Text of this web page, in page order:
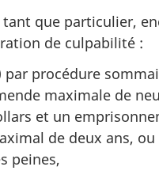
tant que particulier,
de culpabilité :
par procédure
maximale de
et un
de deux ans, ou
peines,